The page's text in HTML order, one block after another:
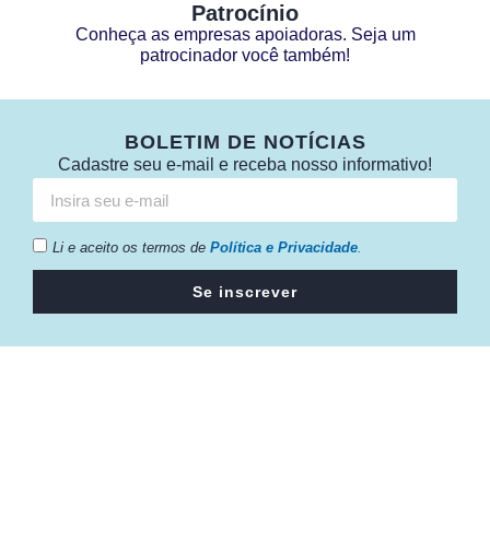
Patrocínio
Conheça as empresas apoiadoras. Seja um
patrocinador você também!
BOLETIM DE NOTÍCIAS
Cadastre seu e-mail e receba nosso informativo!
Li e aceito os termos de Política e Privacidade.
Se inscrever